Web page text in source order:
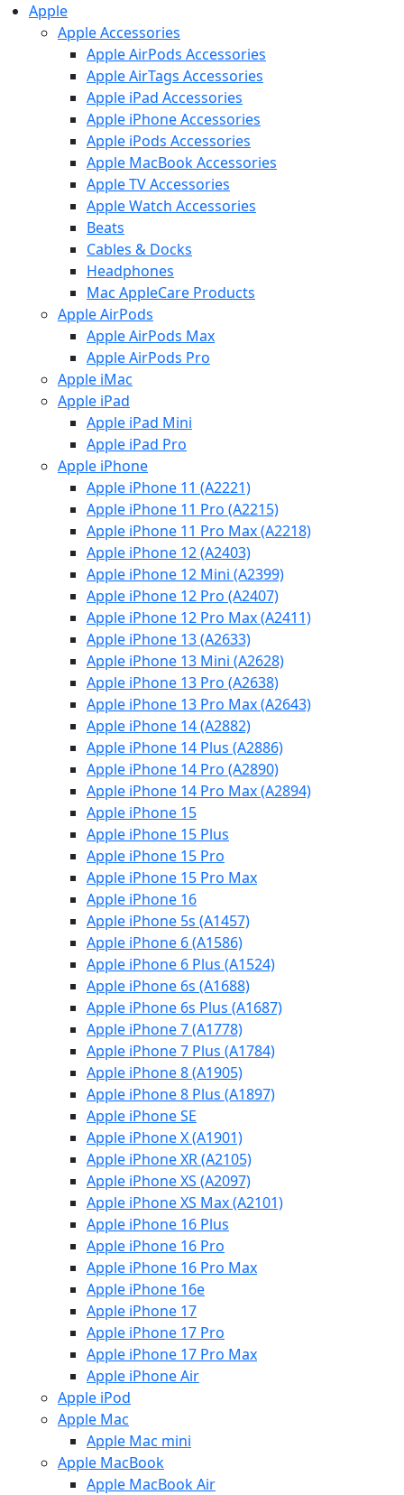
Apple
Apple Accessories
Apple AirPods Accessories
Apple AirTags Accessories
Apple iPad Accessories
Apple iPhone Accessories
Apple iPods Accessories
Apple MacBook Accessories
Apple TV Accessories
Apple Watch Accessories
Beats
Cables & Docks
Headphones
Mac AppleCare Products
Apple AirPods
Apple AirPods Max
Apple AirPods Pro
Apple iMac
Apple iPad
Apple iPad Mini
Apple iPad Pro
Apple iPhone
Apple iPhone 11 (A2221)
Apple iPhone 11 Pro (A2215)
Apple iPhone 11 Pro Max (A2218)
Apple iPhone 12 (A2403)
Apple iPhone 12 Mini (A2399)
Apple iPhone 12 Pro (A2407)
Apple iPhone 12 Pro Max (A2411)
Apple iPhone 13 (A2633)
Apple iPhone 13 Mini (A2628)
Apple iPhone 13 Pro (A2638)
Apple iPhone 13 Pro Max (A2643)
Apple iPhone 14 (A2882)
Apple iPhone 14 Plus (A2886)
Apple iPhone 14 Pro (A2890)
Apple iPhone 14 Pro Max (A2894)
Apple iPhone 15
Apple iPhone 15 Plus
Apple iPhone 15 Pro
Apple iPhone 15 Pro Max
Apple iPhone 16
Apple iPhone 5s (A1457)
Apple iPhone 6 (A1586)
Apple iPhone 6 Plus (A1524)
Apple iPhone 6s (A1688)
Apple iPhone 6s Plus (A1687)
Apple iPhone 7 (A1778)
Apple iPhone 7 Plus (A1784)
Apple iPhone 8 (A1905)
Apple iPhone 8 Plus (A1897)
Apple iPhone SE
Apple iPhone X (A1901)
Apple iPhone XR (A2105)
Apple iPhone XS (A2097)
Apple iPhone XS Max (A2101)
Apple iPhone 16 Plus
Apple iPhone 16 Pro
Apple iPhone 16 Pro Max
Apple iPhone 16e
Apple iPhone 17
Apple iPhone 17 Pro
Apple iPhone 17 Pro Max
Apple iPhone Air
Apple iPod
Apple Mac
Apple Mac mini
Apple MacBook
Apple MacBook Air